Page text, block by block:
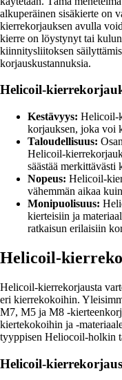
alkuperäinen sisäkierte on
kierrekorjauksen avulla
kierre on löystynyt tai
kiinnitysliitoksen
korjauskustannuksia.
Helicoil-
Kestävyys: Helicoil-
korjauksen, joka voi
Taloudellisuus:
Helicoil-
säästää merkittävästi
Nopeus: Helicoil-
vähemmän aikaa
Monipuolisuus:
kierteisiin ja
ratkaisun erilaisiin
Helicoil-
Helicoil-kierrekorjausta
eri kierrekokoihin.
M7, M5 ja M8 -
kiertekokoihin ja -
tyyppisen Heliocoil-holkin
Helicoil-